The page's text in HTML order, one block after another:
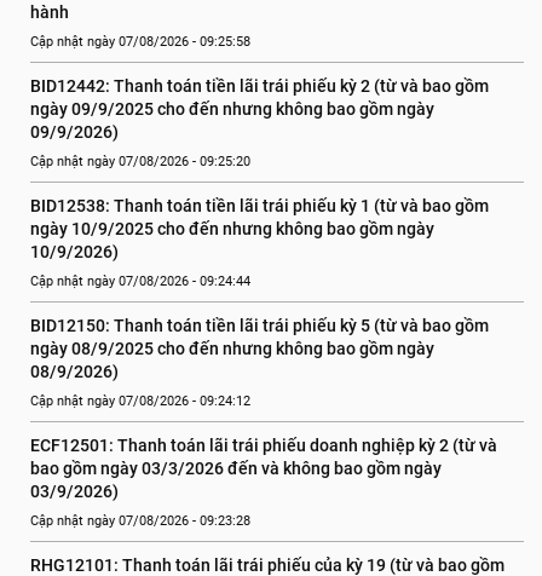
hành
Cập nhật ngày 07/08/2026 - 09:25:58
BID12442: Thanh toán tiền lãi trái phiếu kỳ 2 (từ và bao gồm
ngày 09/9/2025 cho đến nhưng không bao gồm ngày
09/9/2026)
Cập nhật ngày 07/08/2026 - 09:25:20
BID12538: Thanh toán tiền lãi trái phiếu kỳ 1 (từ và bao gồm
ngày 10/9/2025 cho đến nhưng không bao gồm ngày
10/9/2026)
Cập nhật ngày 07/08/2026 - 09:24:44
BID12150: Thanh toán tiền lãi trái phiếu kỳ 5 (từ và bao gồm
ngày 08/9/2025 cho đến nhưng không bao gồm ngày
08/9/2026)
Cập nhật ngày 07/08/2026 - 09:24:12
ECF12501: Thanh toán lãi trái phiếu doanh nghiệp kỳ 2 (từ và
bao gồm ngày 03/3/2026 đến và không bao gồm ngày
03/9/2026)
Cập nhật ngày 07/08/2026 - 09:23:28
RHG12101: Thanh toán lãi trái phiếu của kỳ 19 (từ và bao gồm